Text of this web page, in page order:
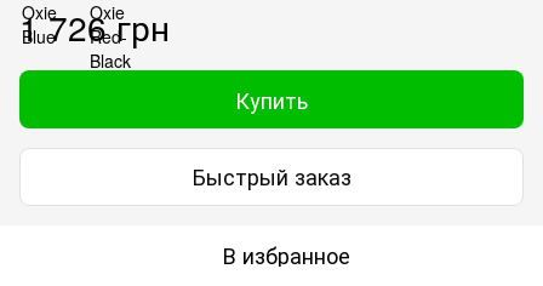
1 726 грн
Купить
Быстрый заказ
В избранное